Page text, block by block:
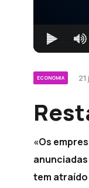
ECONOMIA
«Os
tem